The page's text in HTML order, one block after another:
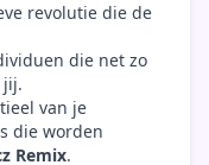
revolutie die de
die net zo
jij.
van je
die worden
Remix.